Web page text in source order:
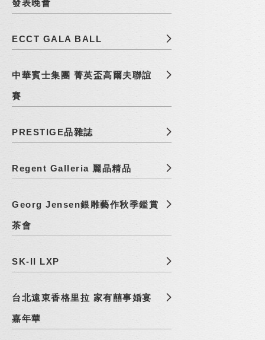
發表晚會
ECCT GALA BALL
中華賓士集團 菁英盃高爾夫聯誼
賽
PRESTIGE品雜誌
Regent Galleria 麗晶精品
Georg Jensen銀雕藝作秋季鑑賞
茶會
SK-II LXP
台北遠東香格里拉 家有囍事婚宴
嘉年華